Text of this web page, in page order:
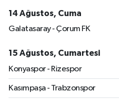
14 Ağustos, Cuma
Galatasaray - Çorum FK
15 Ağustos, Cumartesi
Konyaspor - Rizespor
Kasımpaşa - Trabzonspor